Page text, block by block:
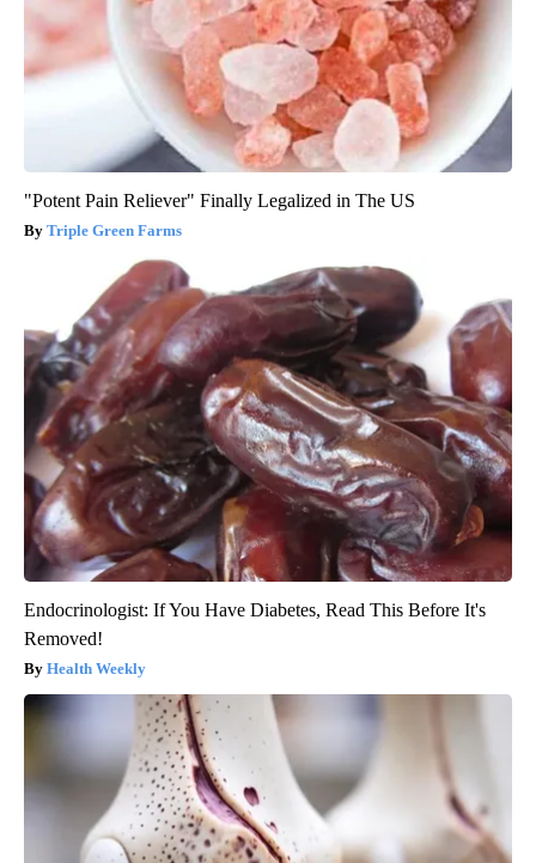
"Potent Pain Reliever" Finally Legalized in The US
Triple Green Farms
Endocrinologist: If You Have Diabetes, Read This Before It's
Removed!
Health Weekly